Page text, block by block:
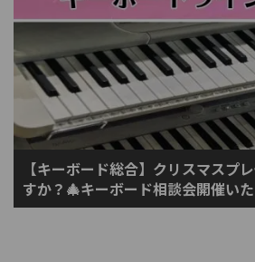
【キーボード総合】クリスマスプ
すか？🎄キーボード相談会開催い